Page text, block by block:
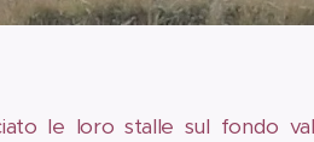
le loro stalle sul fondo